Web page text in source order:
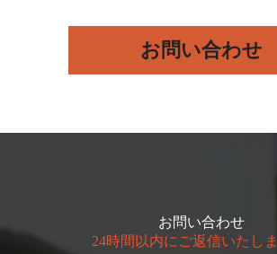
お問い合わせ
お問い合わせ
24時間以内にご返信いたし